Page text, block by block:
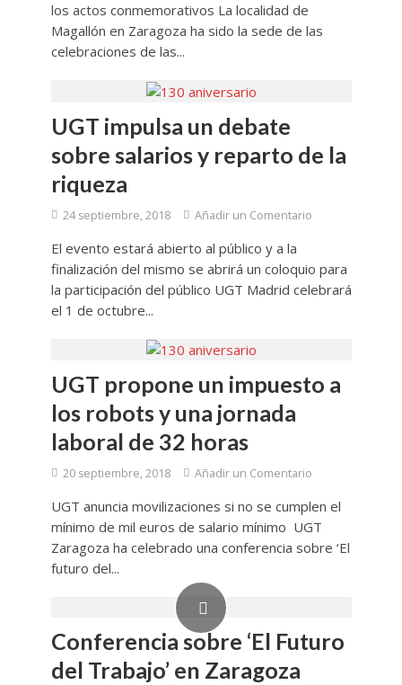
los actos conmemorativos La localidad de
Magallón en Zaragoza ha sido la sede de las
celebraciones de las...
UGT impulsa un debate
sobre salarios y reparto de la
riqueza
24 septiembre, 2018 Añadir un Comentario
El evento estará abierto al público y a la
finalización del mismo se abrirá un coloquio para
la participación del público UGT Madrid celebrará
el 1 de octubre...
UGT propone un impuesto a
los robots y una jornada
laboral de 32 horas
20 septiembre, 2018 Añadir un Comentario
UGT anuncia movilizaciones si no se cumplen el
mínimo de mil euros de salario mínimo UGT
Zaragoza ha celebrado una conferencia sobre ‘El
futuro del...
Conferencia sobre ‘El Futuro
del Trabajo’ en Zaragoza